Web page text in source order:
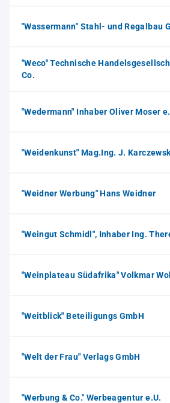
"Wassermann" Stahl- und Regalbau
"Weco" Technische
Co.
"Wedermann" Inhaber Oliver Moser
"Weidenkunst" Mag.Ing. J.
"Weidner Werbung" Hans Weidner
"Weingut Schmidl", Inhaber Ing.
"Weinplateau Südafrika" Volkmar
"Weitblick" Beteiligungs GmbH
"Welt der Frau" Verlags GmbH
"Werbung & Co." Werbeagentur e.U.